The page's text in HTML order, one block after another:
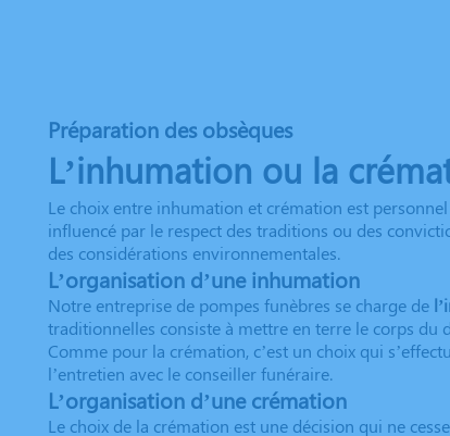
Préparation des obsèques
L’inhumation ou la
Le choix entre inhumation et crémation est
influencé par le respect des traditions ou des
des considérations environnementales.
L’organisation d’une inhumation
Notre entreprise de pompes funèbres se charge de
traditionnelles consiste à mettre en terre le corps du
Comme pour la crémation, c’est un choix qui
l’entretien avec le conseiller funéraire.
L’organisation d’une crémation
Le choix de la crémation est une décision qui ne